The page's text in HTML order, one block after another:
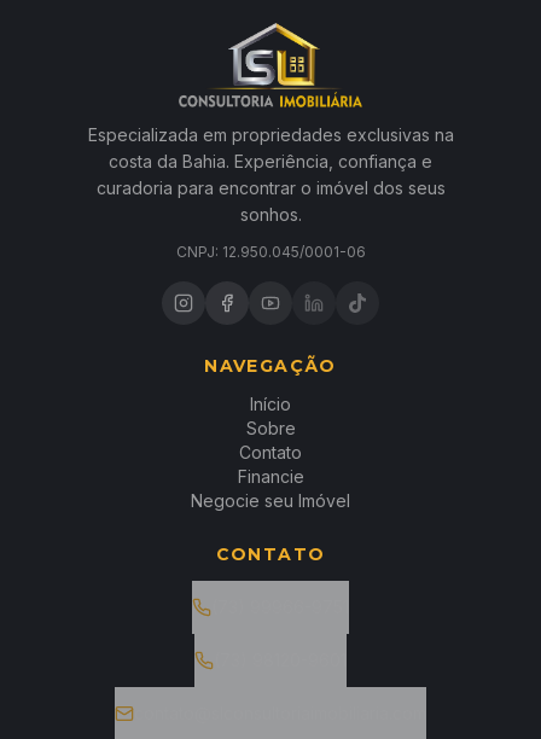
Especializada em propriedades exclusivas na
costa da Bahia. Experiência, confiança e
curadoria para encontrar o imóvel dos seus
sonhos.
CNPJ: 12.950.045/0001-06
NAVEGAÇÃO
Início
Sobre
Contato
Financie
Negocie seu Imóvel
CONTATO